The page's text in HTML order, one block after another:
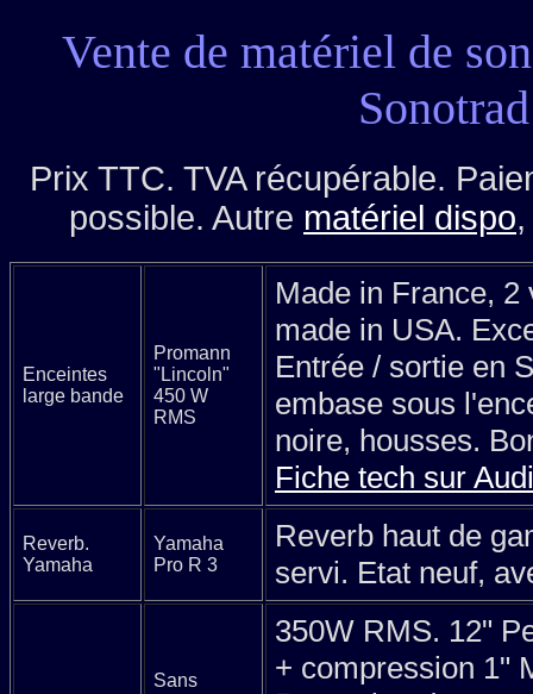
Vente de matériel de
Sonotrad
Prix TTC. TVA récupérable.
possible. Autre matériel dispo
Enceintes
large bande
Promann
"Lincoln"
450 W
RMS
Made in France,
made in USA.
Entrée / sortie en
embase sous
noire, housses.
Fiche tech sur
Reverb.
Yamaha
Yamaha
Pro R 3
Reverb haut de
servi. Etat neuf,
Sans
350W RMS. 12"
+ compression 1"